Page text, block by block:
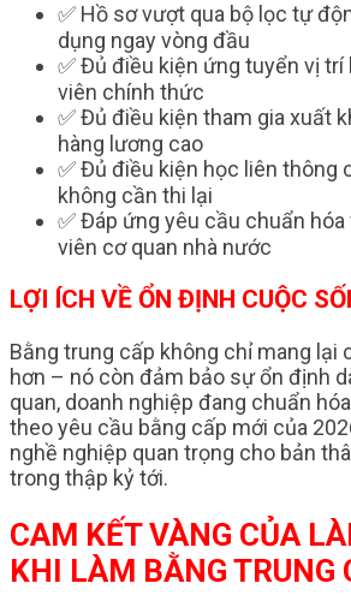
✅ Hồ sơ vượt qua bộ lọc tự
dụng ngay vòng đầu
✅ Đủ điều kiện ứng tuyển vị trí
viên chính thức
✅ Đủ điều kiện tham gia xuất
hàng lương cao
✅ Đủ điều kiện học liên thông
không cần thi lại
✅ Đáp ứng yêu cầu chuẩn
viên cơ quan nhà nước
LỢI ÍCH VỀ ỔN ĐỊNH CUỘC
Bằng trung cấp không chỉ mang lại
hơn – nó còn đảm bảo sự ổn định
quan, doanh nghiệp đang chuẩn
theo yêu cầu bằng cấp mới của
nghề nghiệp quan trọng cho bản
trong thập kỷ tới.
CAM KẾT VÀNG CỦA
KHI LÀM BẰNG TRUNG